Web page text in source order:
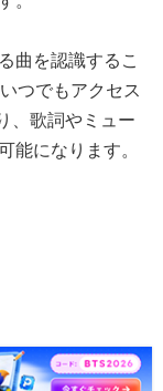
曲を認識するこ
つでもアクセス
、歌詞やミュー
能になります。